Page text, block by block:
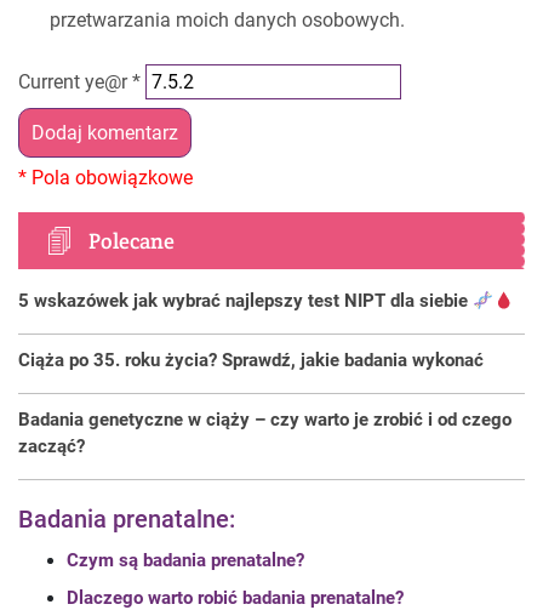
przetwarzania moich danych osobowych.
Current ye@r*
Polecane
5 wskazówek jak wybrać najlepszy test NIPT dla siebie
Ciąża po 35. roku życia? Sprawdź, jakie badania wykonać
Badania genetyczne w ciąży – czy warto je zrobić i od czego
zacząć?
Badania prenatalne:
Czym są badania prenatalne?
Dlaczego warto robić badania prenatalne?